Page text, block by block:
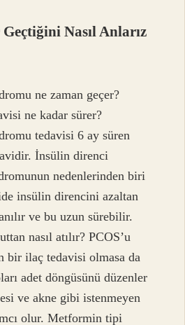
Nasıl Anlarız
ne zaman geçer?
ne kadar sürer?
tedavisi 6 ay süren
İnsülin direnci
nedenlerinden biri
insülin direncini azaltan
ve bu uzun sürebilir.
nasıl atılır? PCOS’u
bir ilaç tedavisi olmasa da
adet döngüsünü düzenler
ve akne gibi istenmeyen
olur. Metformin tipi